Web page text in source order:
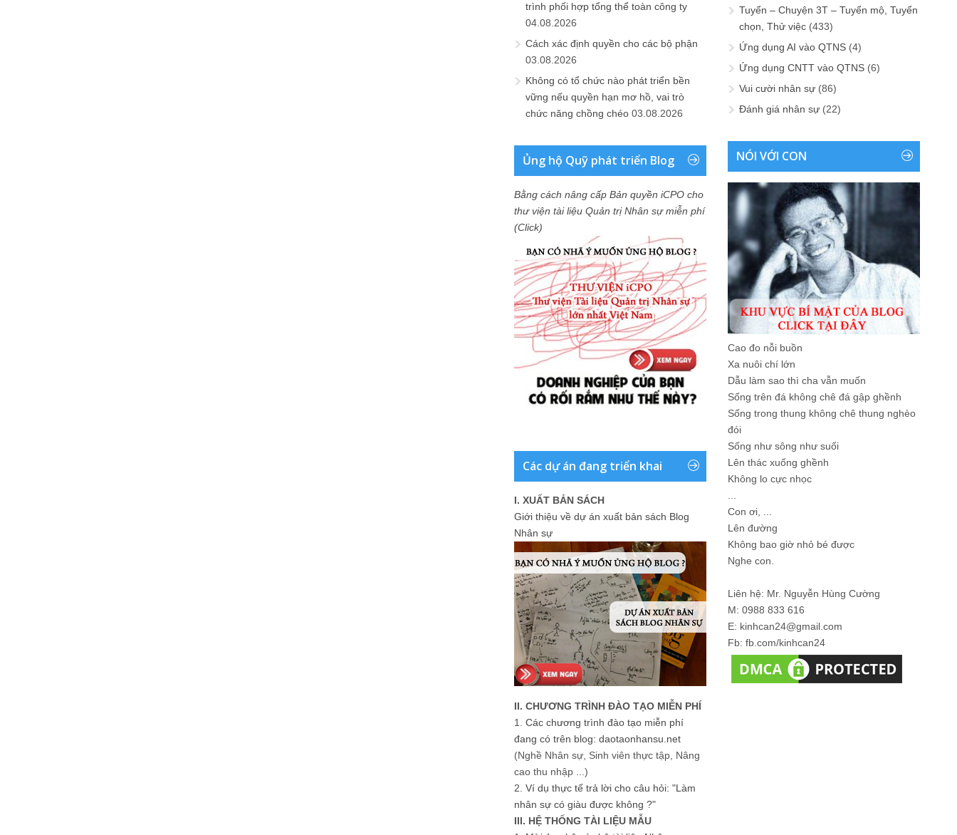
trình phối hợp tổng thể toàn công ty
04.08.2026
Cách xác định quyền cho các bộ phận
03.08.2026
Không có tổ chức nào phát triển bền
vững nếu quyền hạn mơ hồ, vai trò
chức năng chồng chéo 03.08.2026
Ủng hộ Quỹ phát triển Blog
Bằng cách nâng cấp Bản quyền iCPO cho
thư viện tài liệu Quản trị Nhân sự miễn phí
(Click)
Các dự án đang triển khai
I. XUẤT BẢN SÁCH
Giới thiệu về dự án xuất bản sách Blog
Nhân sự
II. CHƯƠNG TRÌNH ĐÀO TẠO MIỄN PHÍ
1. Các chương trình đào tạo miễn phí
đang có trên blog: daotaonhansu.net
(Nghề Nhân sự, Sinh viên thực tập, Nâng
cao thu nhập ...)
2. Ví dụ thực tế trả lời cho câu hỏi: "Làm
nhân sự có giàu được không ?"
III. HỆ THỐNG TÀI LIỆU MẪU
Tuyển – Chuyện 3T – Tuyển mộ, Tuyển
chọn, Thử việc (433)
Ứng dụng AI vào QTNS (4)
Ứng dụng CNTT vào QTNS (6)
Vui cười nhân sự (86)
Đánh giá nhân sự (22)
NÓI VỚI CON
Cao đo nỗi buồn
Xa nuôi chí lớn
Dẫu làm sao thì cha vẫn muốn
Sống trên đá không chê đá gập ghềnh
Sống trong thung không chê thung nghèo
đói
Sống như sông như suối
Lên thác xuống ghềnh
Không lo cực nhọc
Con ơi, ...
Lên đường
Không bao giờ nhỏ bé được
Nghe con.
Liên hệ: Mr. Nguyễn Hùng Cường
M: 0988 833 616
E: kinhcan24@gmail.com
Fb: fb.com/kinhcan24